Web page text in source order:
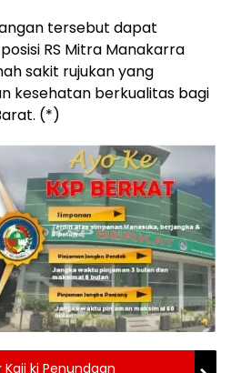
tersebut dapat
RS Mitra Manakarra
sakit rujukan yang
kesehatan berkualitas bagi
(*)
ki Penundaan